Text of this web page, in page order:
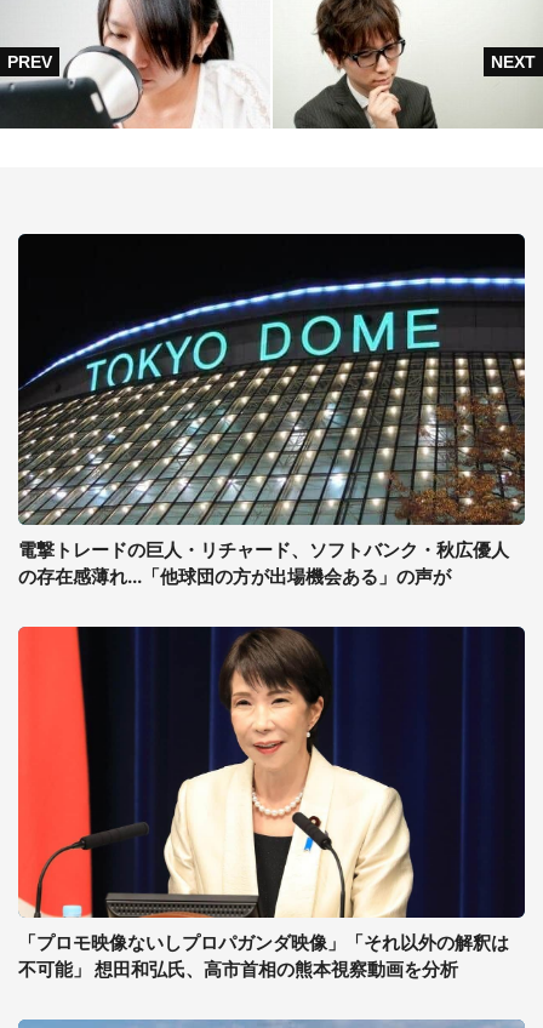
電撃トレードの巨人・リチャード、ソフトバンク・秋広優人
の存在感薄れ...「他球団の方が出場機会ある」の声が
「プロモ映像ないしプロパガンダ映像」「それ以外の解釈は
不可能」 想田和弘氏、高市首相の熊本視察動画を分析